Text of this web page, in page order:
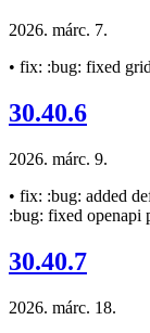
2026. márc. 7.
• fix: :bug: fixed
30.40.6
2026. márc. 9.
• fix: :bug: added
:bug: fixed openapi
30.40.7
2026. márc. 18.